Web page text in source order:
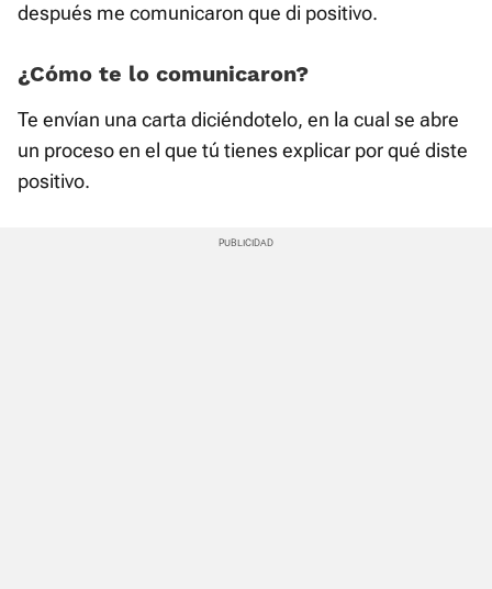
después me comunicaron que di positivo.
¿Cómo te lo comunicaron?
Te envían una carta diciéndotelo, en la cual se abre
un proceso en el que tú tienes explicar por qué diste
positivo.